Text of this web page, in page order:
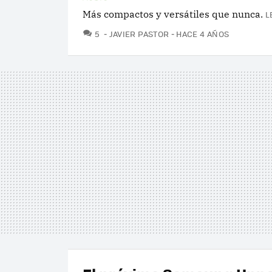
Más compactos y versátiles que nunca.
5 COMENTARIOS
JAVIER PASTOR HACE 4 AÑOS